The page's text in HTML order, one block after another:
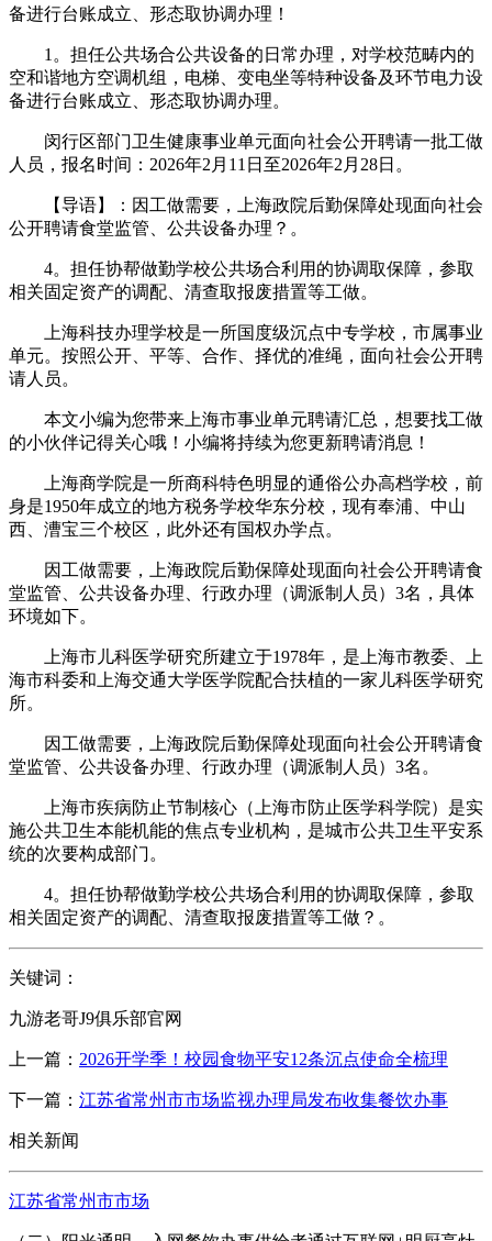
备进行台账成立、形态取协调办理！
1。担任公共场合公共设备的日常办理，对学校范畴内的
空和谐地方空调机组，电梯、变电坐等特种设备及环节电力设
备进行台账成立、形态取协调办理。
闵行区部门卫生健康事业单元面向社会公开聘请一批工做
人员，报名时间：2026年2月11日至2026年2月28日。
【导语】：因工做需要，上海政院后勤保障处现面向社会
公开聘请食堂监管、公共设备办理？。
4。担任协帮做勤学校公共场合利用的协调取保障，参取
相关固定资产的调配、清查取报废措置等工做。
上海科技办理学校是一所国度级沉点中专学校，市属事业
单元。按照公开、平等、合作、择优的准绳，面向社会公开聘
请人员。
本文小编为您带来上海市事业单元聘请汇总，想要找工做
的小伙伴记得关心哦！小编将持续为您更新聘请消息！
上海商学院是一所商科特色明显的通俗公办高档学校，前
身是1950年成立的地方税务学校华东分校，现有奉浦、中山
西、漕宝三个校区，此外还有国权办学点。
因工做需要，上海政院后勤保障处现面向社会公开聘请食
堂监管、公共设备办理、行政办理（调派制人员）3名，具体
环境如下。
上海市儿科医学研究所建立于1978年，是上海市教委、上
海市科委和上海交通大学医学院配合扶植的一家儿科医学研究
所。
因工做需要，上海政院后勤保障处现面向社会公开聘请食
堂监管、公共设备办理、行政办理（调派制人员）3名。
上海市疾病防止节制核心（上海市防止医学科学院）是实
施公共卫生本能机能的焦点专业机构，是城市公共卫生平安系
统的次要构成部门。
4。担任协帮做勤学校公共场合利用的协调取保障，参取
相关固定资产的调配、清查取报废措置等工做？。
关键词：
九游老哥J9俱乐部官网
上一篇： 2026开学季！校园食物平安12条沉点使命全梳理
下一篇： 江苏省常州市市场监视办理局发布收集餐饮办事
相关新闻
江苏省常州市市场